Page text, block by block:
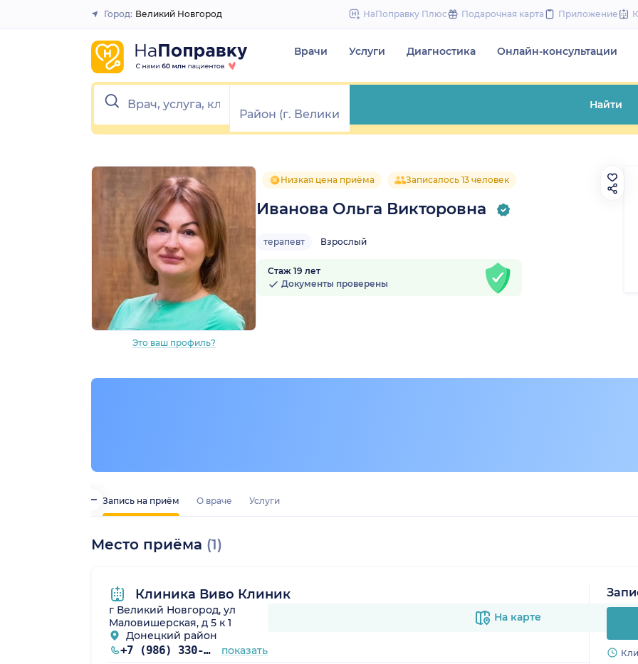
to
Закрыть
Город: Великий Новгород НаПоправку Плюс Подарочная карта Приложение
Врачи Услуги Диагностика Онлайн-консультации
Найти
Это ваш профиль?
Низкая цена приёма Записалось 13 человек
Иванова Ольга Викторовна
терапевт Взрослый
Стаж 19 лет
Документы проверены
Запись на приём О враче Услуги
Место приёма (1)
Клиника Виво Клиник
г Великий Новгород, ул
Маловишерская, д 5 к 1
Донецкий район
+7 (986) 330-12-67 показать
На карте